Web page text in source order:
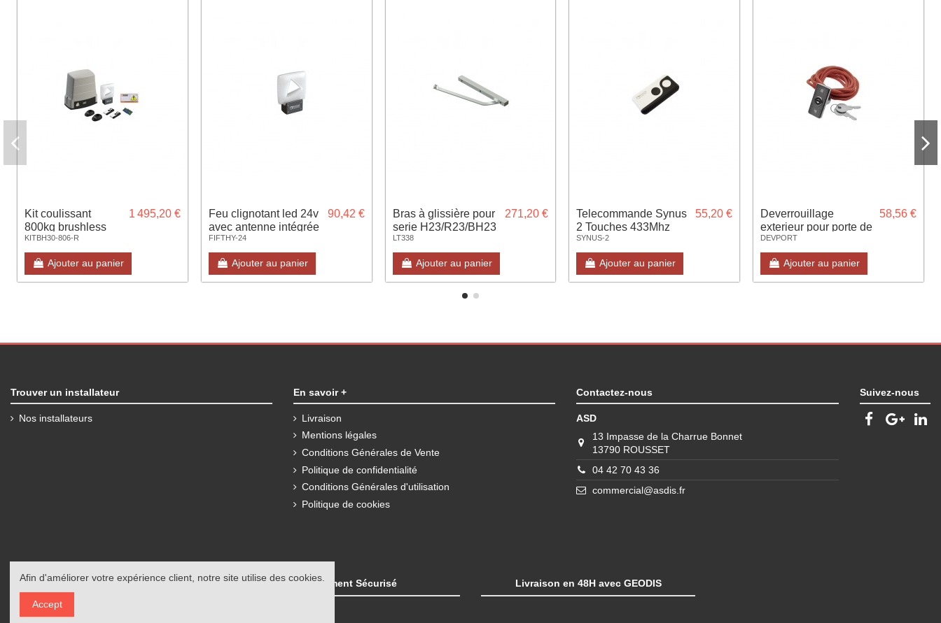
Kit coulissant
800kg brushless
reversible complet
KITBH30-806-R
1 495,20 €
Ajouter au panier
Feu clignotant led 24v
avec antenne intégrée
FIFTHY-24
90,42 €
Ajouter au panier
Bras à glissière pour
serie H23/R23/BH23
LT338
271,20 €
Ajouter au panier
Telecommande Synus
2 Touches 433Mhz
avec fonction copie
SYNUS-2
55,20 €
Ajouter au panier
Deverrouillage
exterieur pour porte de
garage
DEVPORT
58,56 €
Ajouter au panier
Trouver un installateur
Nos installateurs
En savoir +
Livraison
Mentions légales
Conditions Générales de Vente
Politique de confidentialité
Conditions Générales d'utilisation
Politique de cookies
Contactez-nous
ASD
13 Impasse de la Charrue Bonnet
13790 ROUSSET
04 42 70 43 36
commercial@asdis.fr
Suivez-nous
Paiement Sécurisé Livraison en 48H avec GEODIS
Afin d'améliorer votre expérience client, notre site utilise des cookies.
Accept